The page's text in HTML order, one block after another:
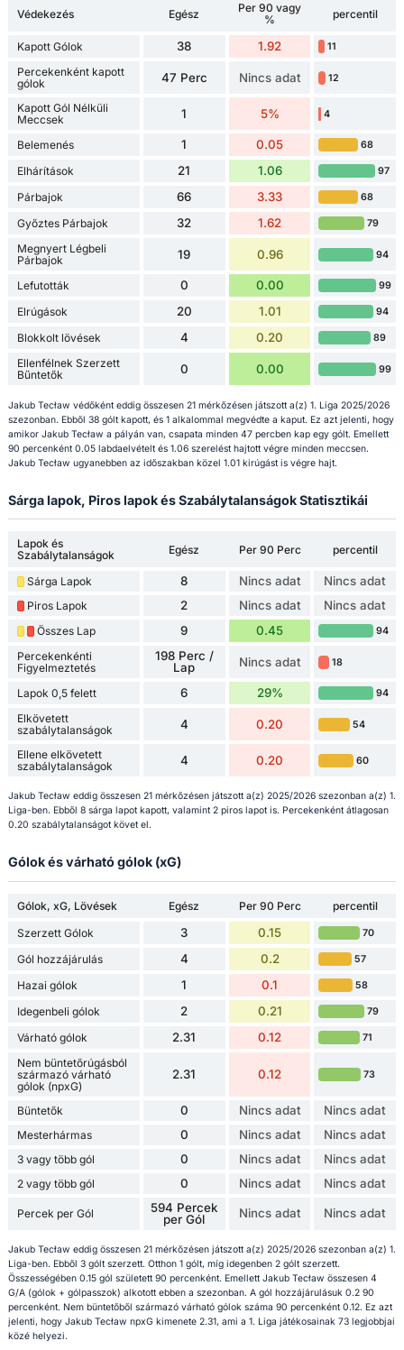
Védekezés Egész
Per 90 vagy
%
percentil
Kapott Gólok 38 1.92 11
Percekenként kapott
gólok
47 Perc Nincs adat 12
Kapott Gól Nélküli
Meccsek
1 5% 4
Belemenés 1 0.05 68
Elhárítások 21 1.06 97
Párbajok 66 3.33 68
Győztes Párbajok 32 1.62 79
Megnyert Légbeli
Párbajok
19 0.96 94
Lefutották 0 0.00 99
Elrúgások 20 1.01 94
Blokkolt lövések 4 0.20 89
Ellenfélnek Szerzett
Bűntetők
0 0.00 99
Jakub Tecław védőként eddig összesen 21 mérkőzésen játszott a(z) 1. Liga 2025/2026
szezonban. Ebből 38 gólt kapott, és 1 alkalommal megvédte a kaput. Ez azt jelenti, hogy
amikor Jakub Tecław a pályán van, csapata minden 47 percben kap egy gólt. Emellett
90 percenként 0.05 labdaelvételt és 1.06 szerelést hajtott végre minden meccsen.
Jakub Tecław ugyanebben az időszakban közel 1.01 kirúgást is végre hajt.
Sárga lapok, Piros lapok és Szabálytalanságok Statisztikái
Lapok és
Szabálytalanságok
Egész Per 90 Perc percentil
Sárga Lapok 8 Nincs adat Nincs adat
Piros Lapok 2 Nincs adat Nincs adat
Összes Lap 9 0.45 94
Percekenkénti
Figyelmeztetés
198 Perc /
Lap
Nincs adat 18
Lapok 0,5 felett 6 29% 94
Elkövetett
szabálytalanságok
4 0.20 54
Ellene elkövetett
szabálytalanságok
4 0.20 60
Jakub Tecław eddig összesen 21 mérkőzésen játszott a(z) 2025/2026 szezonban a(z) 1.
Liga-ben. Ebből 8 sárga lapot kapott, valamint 2 piros lapot is. Percekenként átlagosan
0.20 szabálytalanságot követ el.
Gólok és várható gólok (xG)
Gólok, xG, Lövések Egész Per 90 Perc
percentil
Szerzett Gólok
3 0.15 70
Gól hozzájárulás 4 0.2 57
Hazai gólok 1 0.1 58
Idegenbeli gólok 2 0.21 79
Várható gólok 2.31 0.12 71
Nem büntetőrúgásból
származó várható
gólok (npxG)
2.31 0.12 73
Büntetők 0 Nincs adat Nincs adat
Mesterhármas 0 Nincs adat Nincs adat
3 vagy több gól 0 Nincs adat Nincs adat
2 vagy több gól 0 Nincs adat Nincs adat
Percek per Gól
594 Percek
per Gól
Nincs adat Nincs adat
Jakub Tecław eddig összesen 21 mérkőzésen játszott a(z) 2025/2026 szezonban a(z) 1.
Liga-ben. Ebből 3 gólt szerzett. Otthon 1 gólt, míg idegenben 2 gólt szerzett.
Összességében 0.15 gól született 90 percenként. Emellett Jakub Tecław összesen 4
G/A (gólok + gólpasszok) alkotott ebben a szezonban. A gól hozzájárulásuk 0.2 90
percenként. Nem büntetőből származó várható gólok száma 90 percenként 0.12. Ez azt
jelenti, hogy Jakub Tecław npxG kimenete 2.31, ami a 1. Liga játékosainak 73 legjobbjai
közé helyezi.